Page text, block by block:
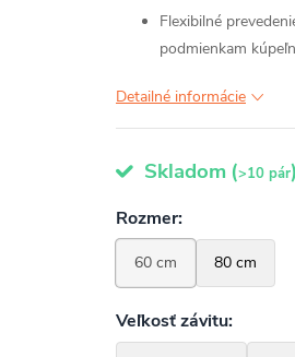
Flexibilné
podmienkam
Detailné informácie
Skladom (>10 pár)